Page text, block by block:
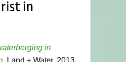
in
in
, Land + Water, 2013